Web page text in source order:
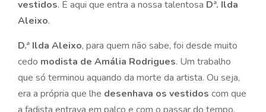
vestidos. É aqui que entra a nossa talentosa Dª. Ilda
Aleixo.
D.ª Ilda Aleixo, para quem não sabe, foi desde muito
cedo modista de Amália Rodrigues. Um trabalho
que só terminou aquando da morte da artista. Ou seja,
era a própria que lhe desenhava os vestidos com que